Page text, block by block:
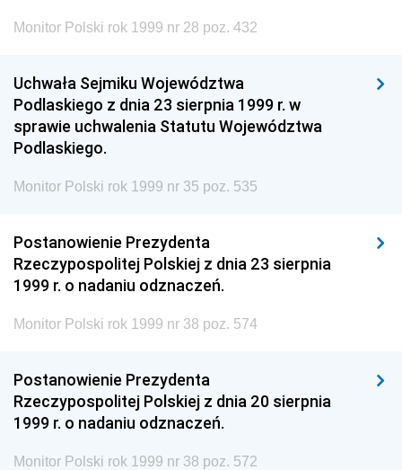
Monitor Polski rok 1999 nr 28 poz. 432
Uchwała Sejmiku Województwa
Podlaskiego z dnia 23 sierpnia 1999 r. w
sprawie uchwalenia Statutu Województwa
Podlaskiego.
Monitor Polski rok 1999 nr 35 poz. 535
Postanowienie Prezydenta
Rzeczypospolitej Polskiej z dnia 23 sierpnia
1999 r. o nadaniu odznaczeń.
Monitor Polski rok 1999 nr 38 poz. 574
Postanowienie Prezydenta
Rzeczypospolitej Polskiej z dnia 20 sierpnia
1999 r. o nadaniu odznaczeń.
Monitor Polski rok 1999 nr 38 poz. 572